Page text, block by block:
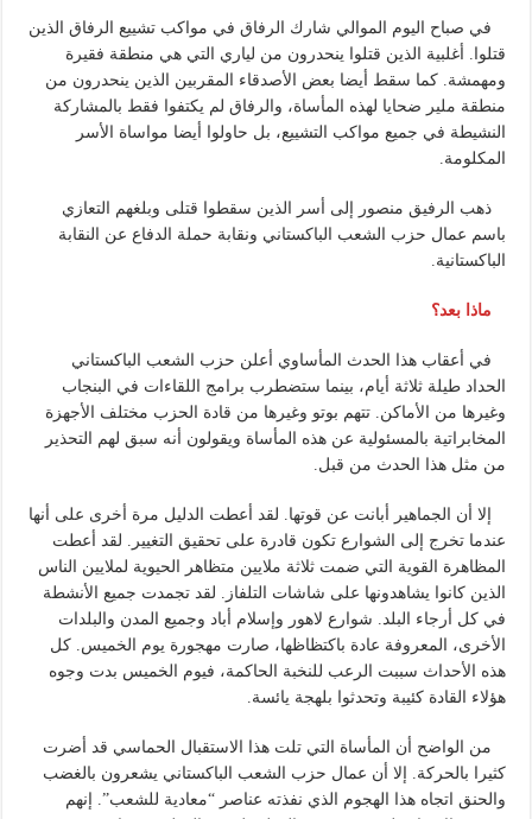
في صباح اليوم الموالي شارك الرفاق في مواكب تشييع الرفاق الذين
قتلوا. أغلبية الذين قتلوا ينحدرون من لياري التي هي منطقة فقيرة
ومهمشة. كما سقط أيضا بعض الأصدقاء المقربين الذين ينحدرون من
منطقة ملير ضحايا لهذه المأساة، والرفاق لم يكتفوا فقط بالمشاركة
النشيطة في جميع مواكب التشييع، بل حاولوا أيضا مواساة الأسر
المكلومة.
ذهب الرفيق منصور إلى أسر الذين سقطوا قتلى وبلغهم التعازي
باسم عمال حزب الشعب الباكستاني ونقابة حملة الدفاع عن النقابة
الباكستانية.
ماذا بعد؟
في أعقاب هذا الحدث المأساوي أعلن حزب الشعب الباكستاني
الحداد طيلة ثلاثة أيام، بينما ستضطرب برامج اللقاءات في البنجاب
وغيرها من الأماكن. تتهم بوتو وغيرها من قادة الحزب مختلف الأجهزة
المخابراتية بالمسئولية عن هذه المأساة ويقولون أنه سبق لهم التحذير
من مثل هذا الحدث من قبل.
إلا أن الجماهير أبانت عن قوتها. لقد أعطت الدليل مرة أخرى على أنها
عندما تخرج إلى الشوارع تكون قادرة على تحقيق التغيير. لقد أعطت
المظاهرة القوية التي ضمت ثلاثة ملايين متظاهر الحيوية لملايين الناس
الذين كانوا يشاهدونها على شاشات التلفاز. لقد تجمدت جميع الأنشطة
في كل أرجاء البلد. شوارع لاهور وإسلام أباد وجميع المدن والبلدات
الأخرى، المعروفة عادة باكتظاظها، صارت مهجورة يوم الخميس. كل
هذه الأحداث سببت الرعب للنخبة الحاكمة، فيوم الخميس بدت وجوه
هؤلاء القادة كئيبة وتحدثوا بلهجة يائسة.
من الواضح أن المأساة التي تلت هذا الاستقبال الحماسي قد أضرت
كثيرا بالحركة. إلا أن عمال حزب الشعب الباكستاني يشعرون بالغضب
والحنق اتجاه هذا الهجوم الذي نفذته عناصر “معادية للشعب”. إنهم